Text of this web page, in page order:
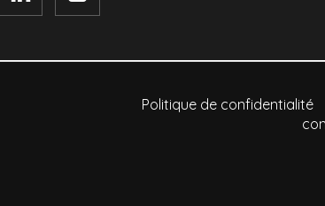
Politique de confidentialité